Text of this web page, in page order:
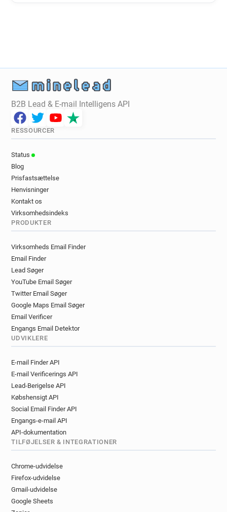
B2B Lead & E-mail Intelligens API
RESSOURCER
Status
Blog
Prisfastsættelse
Henvisninger
Kontakt os
Virksomhedsindeks
PRODUKTER
Virksomheds Email Finder
Email Finder
Lead Søger
YouTube Email Søger
Twitter Email Søger
Google Maps Email Søger
Email Verificer
Engangs Email Detektor
UDVIKLERE
E-mail Finder API
E-mail Verificerings API
Lead-Berigelse API
Købshensigt API
Social Email Finder API
Engangs-e-mail API
API-dokumentation
TILFØJELSER & INTEGRATIONER
Chrome-udvidelse
Firefox-udvidelse
Gmail-udvidelse
Google Sheets